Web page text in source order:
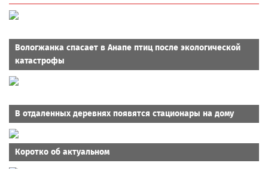
Вологжанка спасает в Анапе птиц после экологической
катастрофы
В отдаленных деревнях появятся стационары на дому
Коротко об актуальном